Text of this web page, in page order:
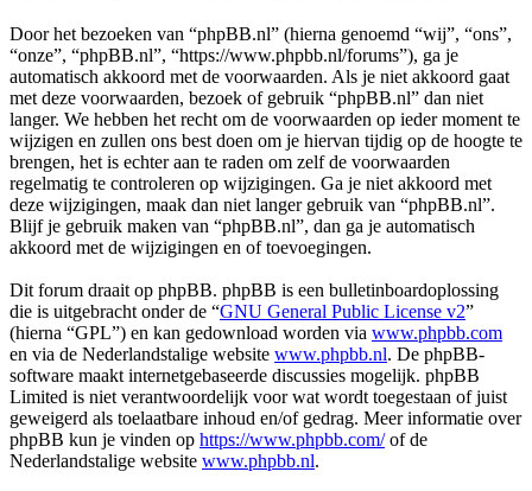
Door het bezoeken van “phpBB.nl” (hierna genoemd “wij”, “ons”,
“onze”, “phpBB.nl”, “https://www.phpbb.nl/forums”), ga je
automatisch akkoord met de voorwaarden. Als je niet akkoord gaat
met deze voorwaarden, bezoek of gebruik “phpBB.nl” dan niet
langer. We hebben het recht om de voorwaarden op ieder moment te
wijzigen en zullen ons best doen om je hiervan tijdig op de hoogte te
brengen, het is echter aan te raden om zelf de voorwaarden
regelmatig te controleren op wijzigingen. Ga je niet akkoord met
deze wijzigingen, maak dan niet langer gebruik van “phpBB.nl”.
Blijf je gebruik maken van “phpBB.nl”, dan ga je automatisch
akkoord met de wijzigingen en of toevoegingen.
Dit forum draait op phpBB. phpBB is een bulletinboardoplossing
die is uitgebracht onder de “GNU General Public License v2”
(hierna “GPL”) en kan gedownload worden via www.phpbb.com
en via de Nederlandstalige website www.phpbb.nl. De phpBB-
software maakt internetgebaseerde discussies mogelijk. phpBB
Limited is niet verantwoordelijk voor wat wordt toegestaan of juist
geweigerd als toelaatbare inhoud en/of gedrag. Meer informatie over
phpBB kun je vinden op https://www.phpbb.com/of de
Nederlandstalige website www.phpbb.nl.